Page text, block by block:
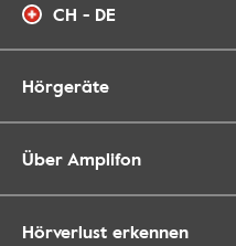
CH - DE
Hörgeräte
Über Amplifon
Hörverlust erkennen